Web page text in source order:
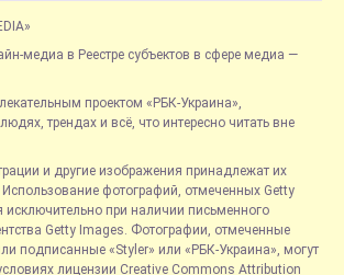
медиа в Реестре субъектов в сфере медиа —
проектом «РБК-Украина»,
трендах и всё, что интересно читать вне
и другие изображения принадлежат их
фотографий, отмеченных Getty
исключительно при наличии письменного
Getty Images. Фотографии, отмеченные
подписанные «Styler» или «РБК-Украина», могут
лицензии Creative Commons Attribution